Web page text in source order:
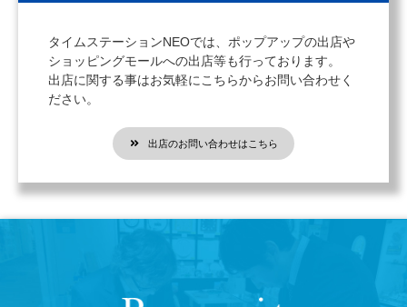
タイムステーションNEOでは、ポップアップの出店や
ショッピングモールへの出店等も行っております。
出店に関する事はお気軽にこちらからお問い合わせく
ださい。
出店のお問い合わせはこちら